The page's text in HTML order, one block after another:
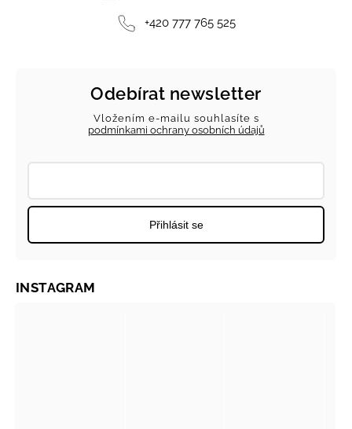
+420 777 765 525
Odebírat newsletter
Vložením e-mailu souhlasíte s
podmínkami ochrany osobních údajů
Přihlásit se
INSTAGRAM